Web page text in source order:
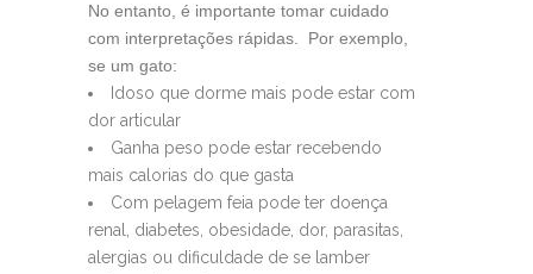
No entanto, é importante tomar cuidado
com interpretações rápidas. Por exemplo,
se um gato:
Idoso que dorme mais pode estar com
dor articular
Ganha peso pode estar recebendo
mais calorias do que gasta
Com pelagem feia pode ter doença
renal, diabetes, obesidade, dor, parasitas,
alergias ou dificuldade de se lamber